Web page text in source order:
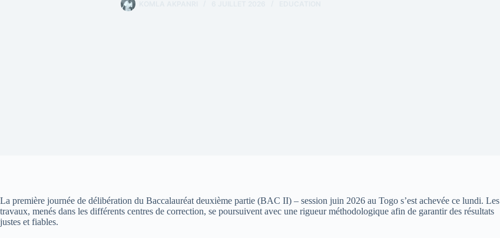
La première journée de délibération du Baccalauréat deuxième partie (BAC II) – session juin 2026 au Togo s’est achevée ce lundi. Les
travaux, menés dans les différents centres de correction, se poursuivent avec une rigueur méthodologique afin de garantir des résultats
justes et fiables.